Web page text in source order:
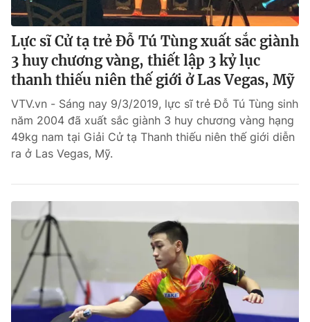
Lực sĩ Cử tạ trẻ Đỗ Tú Tùng xuất sắc giành
3 huy chương vàng, thiết lập 3 kỷ lục
thanh thiếu niên thế giới ở Las Vegas, Mỹ
VTV.vn - Sáng nay 9/3/2019, lực sĩ trẻ Đỗ Tú Tùng sinh
năm 2004 đã xuất sắc giành 3 huy chương vàng hạng
49kg nam tại Giải Cử tạ Thanh thiếu niên thế giới diễn
ra ở Las Vegas, Mỹ.